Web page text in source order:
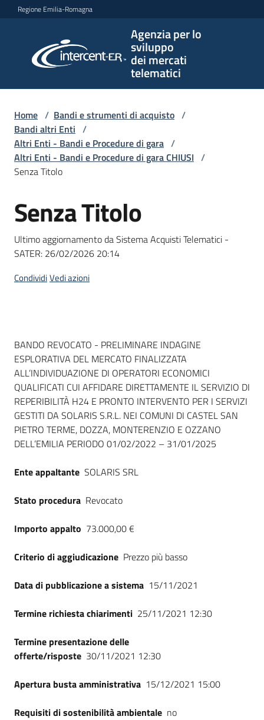
Vai al contenuto
Vai alla navigazione
Vai al footer
Regione Emilia-Romagna
Agenzia per lo
sviluppo
dei mercati
telematici
per lo
sviluppo
telematici
L'Agenzia
Bandi
strumenti
di
acquisto
Piattaforme
telematiche
English
Seguici
su
Home / Bandi e strumenti di acquisto /
Bandi altri Enti /
Altri Enti - Bandi e Procedure di gara /
Altri Enti - Bandi e Procedure di gara CHIUSI /
Senza Titolo
Salta al contenuto
Senza Titolo
Ultimo aggiornamento da Sistema Acquisti Telematici -
SATER: 26/02/2026 20:14
CondividiVedi azioni
Dati del bando
BANDO REVOCATO - PRELIMINARE INDAGINE
ESPLORATIVA DEL MERCATO FINALIZZATA
ALL’INDIVIDUAZIONE DI OPERATORI ECONOMICI
QUALIFICATI CUI AFFIDARE DIRETTAMENTE IL SERVIZIO DI
REPERIBILITÀ H24 E PRONTO INTERVENTO PER I SERVIZI
GESTITI DA SOLARIS S.R.L. NEI COMUNI DI CASTEL SAN
PIETRO TERME, DOZZA, MONTERENZIO E OZZANO
DELL’EMILIA PERIODO 01/02/2022 – 31/01/2025
Ente appaltante SOLARIS SRL
Stato procedura Revocato
Importo appalto 73.000,00 €
Criterio di aggiudicazione Prezzo più basso
Data di pubblicazione a sistema 15/11/2021
Termine richiesta chiarimenti 25/11/2021 12:30
Termine presentazione delle
offerte/risposte 30/11/2021 12:30
Apertura busta amministrativa 15/12/2021 15:00
Requisiti di sostenibilità ambientale no